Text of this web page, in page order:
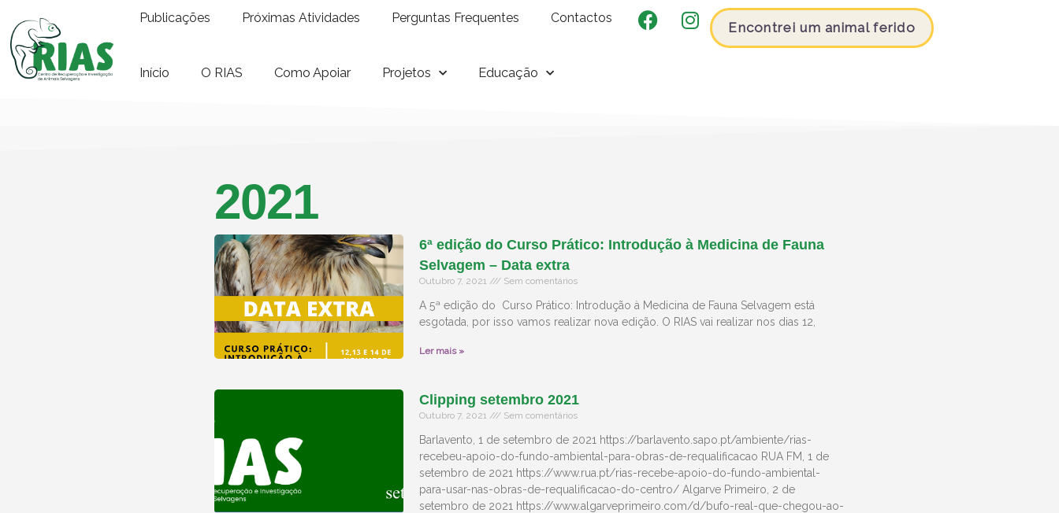
Publicações Próximas Atividades Perguntas Frequentes Contactos
Encontrei um animal ferido
Início O RIAS Como Apoiar Projetos Educação
2021
6ª edição do Curso Prático: Introdução à Medicina de Fauna
Selvagem – Data extra
Outubro 7, 2021 Sem comentários
A 5ª edição do Curso Prático: Introdução à Medicina de Fauna Selvagem está
esgotada, por isso vamos realizar nova edição. O RIAS vai realizar nos dias 12,
Ler mais »
Clipping setembro 2021
Outubro 7, 2021 Sem comentários
Barlavento, 1 de setembro de 2021 https://barlavento.sapo.pt/ambiente/rias-
recebeu-apoio-do-fundo-ambiental-para-obras-de-requalificacao RUA FM, 1 de
setembro de 2021 https://www.rua.pt/rias-recebe-apoio-do-fundo-ambiental-
para-usar-nas-obras-de-requalificacao-do-centro/ Algarve Primeiro, 2 de
setembro de 2021 https://www.algarveprimeiro.com/d/bufo-real-que-chegou-ao-